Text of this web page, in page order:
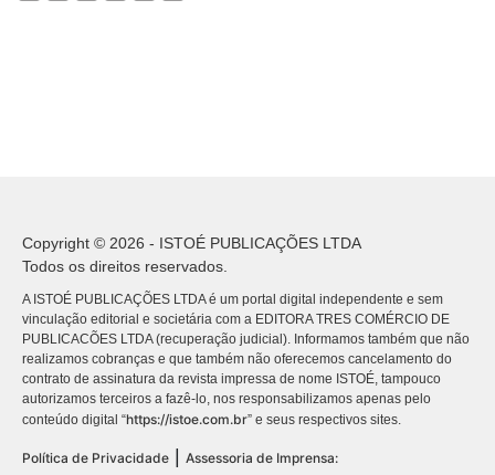
Copyright © 2026 - ISTOÉ PUBLICAÇÕES LTDA
Todos os direitos reservados.
A ISTOÉ PUBLICAÇÕES LTDA é um portal digital independente e sem
vinculação editorial e societária com a EDITORA TRES COMÉRCIO DE
PUBLICACÕES LTDA (recuperação judicial). Informamos também que não
realizamos cobranças e que também não oferecemos cancelamento do
contrato de assinatura da revista impressa de nome ISTOÉ, tampouco
autorizamos terceiros a fazê-lo, nos responsabilizamos apenas pelo
conteúdo digital “https://istoe.com.br” e seus respectivos sites.
Política de Privacidade Assessoria de Imprensa: